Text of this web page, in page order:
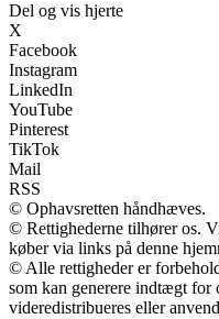
Del og vis hjerte
X
Facebook
Instagram
LinkedIn
YouTube
Pinterest
TikTok
Mail
RSS
© Ophavsretten håndhæves.
© Rettighederne tilhører os.
køber via links på denne
© Alle rettigheder er
som kan generere indtægt for
videredistribueres eller